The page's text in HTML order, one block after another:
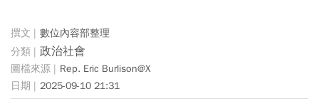
數位內容部整理
政治社會
Rep. Eric Burlison@X
2025-09-10 21:31